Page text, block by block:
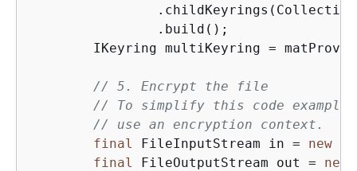
                .build();
IKeyring multiKeyring =
// 5. Encrypt the file
// To simplify this code
// use an encryption context.
final
FileInputStream in = new
final
FileOutputStream out = new